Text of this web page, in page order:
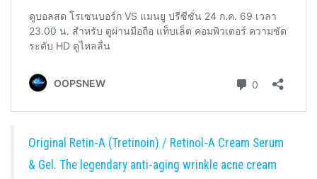
Original Retin-A (Tretinoin) / Retinol-A Cream Serum
& Gel. The legendary anti-aging wrinkle acne cream